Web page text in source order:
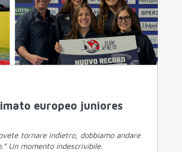
europeo juniores
tornare indietro, dobbiamo andare
Un momento indescrivibile.